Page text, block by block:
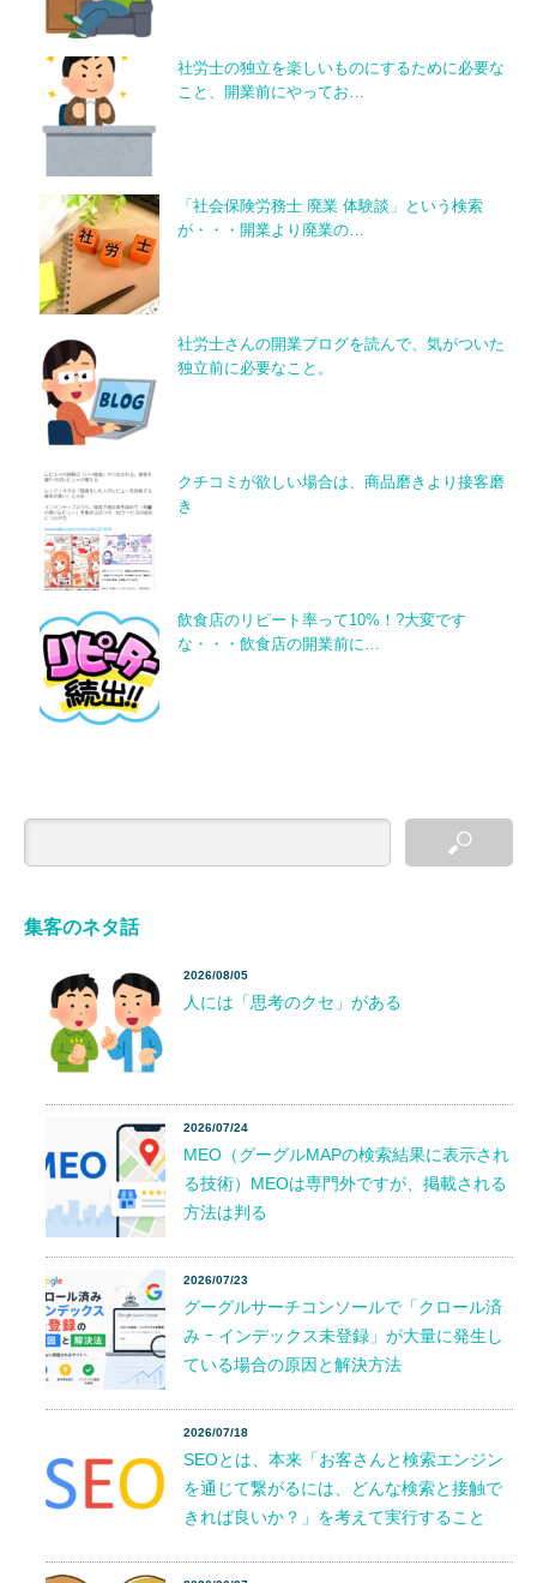
社労士の独立を楽しいものにするために必要な
こと、開業前にやってお…
「社会保険労務士 廃業 体験談」という検索
が・・・開業より廃業の…
社労士さんの開業ブログを読んで、気がついた
独立前に必要なこと。
クチコミが欲しい場合は、商品磨きより接客磨
き
飲食店のリピート率って10%！?大変です
な・・・飲食店の開業前に…
集客のネタ話
2026/08/05
人には「思考のクセ」がある
2026/07/24
MEO（グーグルMAPの検索結果に表示され
る技術）MEOは専門外ですが、掲載される
方法は判る
2026/07/23
グーグルサーチコンソールで「クロール済
み ｰ インデックス未登録」が大量に発生し
ている場合の原因と解決方法
2026/07/18
SEOとは、本来「お客さんと検索エンジン
を通じて繋がるには、どんな検索と接触で
きれば良いか？」を考えて実行すること